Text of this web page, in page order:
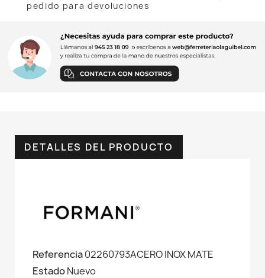
pedido para devoluciones
DETALLES DEL PRODUCTO
Referencia02260793ACERO INOX MATE
EstadoNuevo